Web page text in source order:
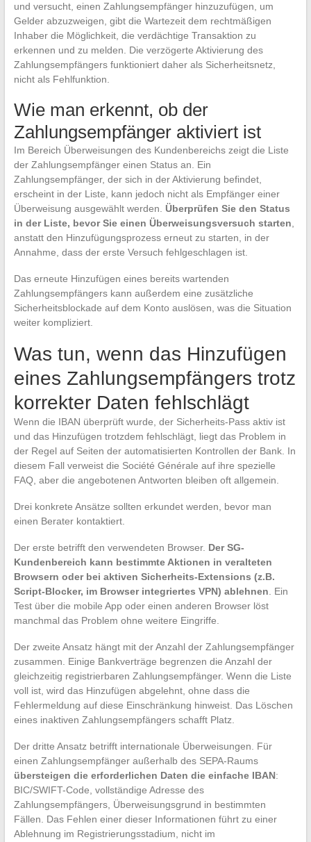
und versucht, einen Zahlungsempfänger hinzuzufügen, um
Gelder abzuzweigen, gibt die Wartezeit dem rechtmäßigen
Inhaber die Möglichkeit, die verdächtige Transaktion zu
erkennen und zu melden. Die verzögerte Aktivierung des
Zahlungsempfängers funktioniert daher als Sicherheitsnetz,
nicht als Fehlfunktion.
Wie man erkennt, ob der
Zahlungsempfänger aktiviert ist
Im Bereich Überweisungen des Kundenbereichs zeigt die Liste
der Zahlungsempfänger einen Status an. Ein
Zahlungsempfänger, der sich in der Aktivierung befindet,
erscheint in der Liste, kann jedoch nicht als Empfänger einer
Überweisung ausgewählt werden. Überprüfen Sie den Status
in der Liste, bevor Sie einen Überweisungsversuch starten
anstatt den Hinzufügungsprozess erneut zu starten, in der
Annahme, dass der erste Versuch fehlgeschlagen ist.
Das erneute Hinzufügen eines bereits wartenden
Zahlungsempfängers kann außerdem eine zusätzliche
Sicherheitsblockade auf dem Konto auslösen, was die Situation
weiter kompliziert.
Was tun, wenn das Hinzufügen
eines Zahlungsempfängers trotz
korrekter Daten fehlschlägt
Wenn die IBAN überprüft wurde, der Sicherheits-Pass aktiv ist
und das Hinzufügen trotzdem fehlschlägt, liegt das Problem in
der Regel auf Seiten der automatisierten Kontrollen der Bank. In
diesem Fall verweist die Société Générale auf ihre spezielle
FAQ, aber die angebotenen Antworten bleiben oft allgemein.
Drei konkrete Ansätze sollten erkundet werden, bevor man
einen Berater kontaktiert.
Der erste betrifft den verwendeten Browser. Der SG-
Kundenbereich kann bestimmte Aktionen in veralteten
Browsern oder bei aktiven Sicherheits-Extensions (z.B.
Script-Blocker, im Browser integriertes VPN) ablehnen . Ein
Test über die mobile App oder einen anderen Browser löst
manchmal das Problem ohne weitere Eingriffe.
Der zweite Ansatz hängt mit der Anzahl der Zahlungsempfänger
zusammen. Einige Bankverträge begrenzen die Anzahl der
gleichzeitig registrierbaren Zahlungsempfänger. Wenn die Liste
voll ist, wird das Hinzufügen abgelehnt, ohne dass die
Fehlermeldung auf diese Einschränkung hinweist. Das Löschen
eines inaktiven Zahlungsempfängers schafft Platz.
Der dritte Ansatz betrifft internationale Überweisungen. Für
einen Zahlungsempfänger außerhalb des SEPA-Raums
übersteigen die erforderlichen Daten die einfache IBAN:
BIC/SWIFT-Code, vollständige Adresse des
Zahlungsempfängers, Überweisungsgrund in bestimmten
Fällen. Das Fehlen einer dieser Informationen führt zu einer
Ablehnung im Registrierungsstadium, nicht im